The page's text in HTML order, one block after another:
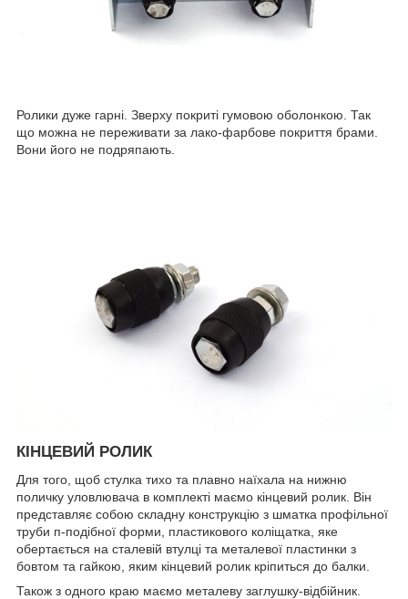
Ролики дуже гарні. Зверху покриті гумовою оболонкою. Так
що можна не переживати за лако-фарбове покриття брами.
Вони його не подряпають.
КІНЦЕВИЙ РОЛИК
Для того, щоб стулка тихо та плавно наїхала на нижню
поличку уловлювача в комплекті маємо кінцевий ролик. Він
представляє собою складну конструкцію з шматка профільної
труби п-подібної форми, пластикового коліщатка, яке
обертається на сталевій втулці та металевої пластинки з
бовтом та гайкою, яким кінцевий ролик кріпиться до балки.
Також з одного краю маємо металеву заглушку-відбійник.